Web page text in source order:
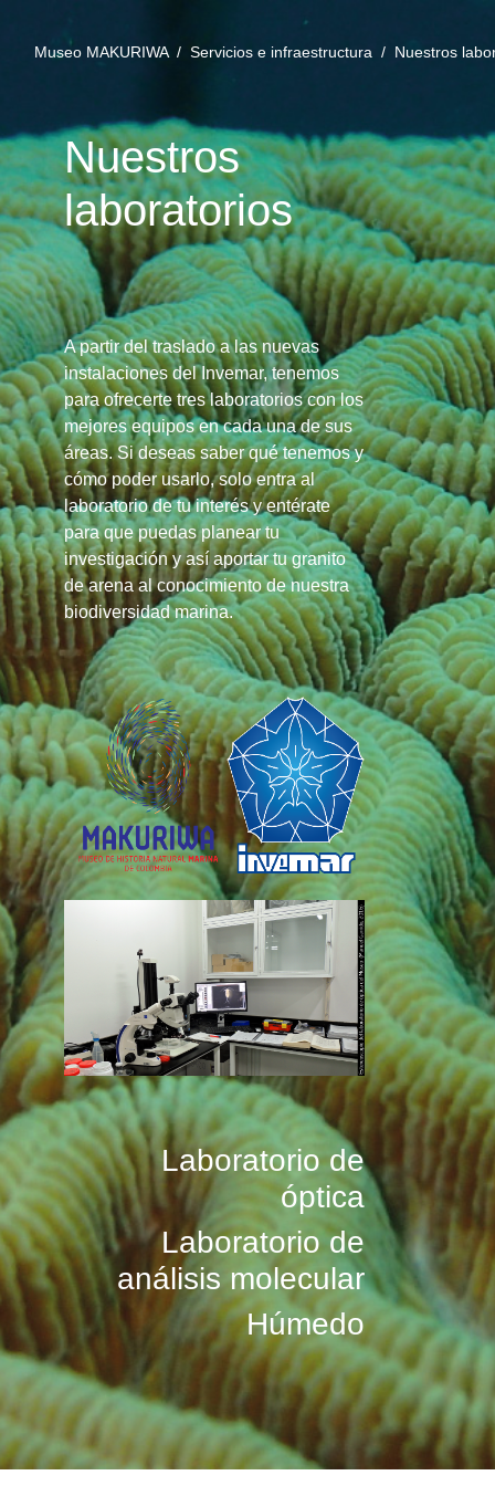
Museo MAKURIWA /Servicios e infraestructura / Nuestros
Nuestros
laboratorios
A partir del traslado a las nuevas
instalaciones del Invemar, tenemos
para ofrecerte tres laboratorios con los
mejores equipos en cada una de sus
áreas. Si deseas saber qué tenemos y
cómo poder usarlo, solo entra al
laboratorio de tu interés y entérate
para que puedas planear tu
investigación y así aportar tu granito
de arena al conocimiento de nuestra
biodiversidad marina.
Laboratorio de
óptica
Laboratorio de
análisis molecular
Húmedo